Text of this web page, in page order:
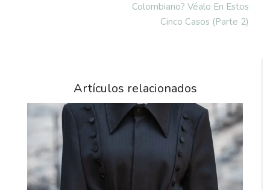
Colombiano? Véalo En Estos
Cinco Casos (parte 2)
Artículos relacionados